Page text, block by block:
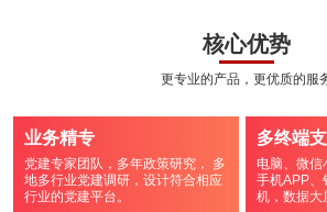
核心优势
更专业的产品，更优质的服
业务精专
党建专家团队，多年政策研究， 多
地多行业党建调研，设计符合相应
行业的党建平台。
多终端
电脑、微信
手机APP、
机，数据大